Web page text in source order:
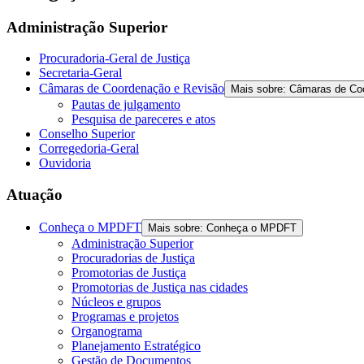
Administração Superior
Procuradoria-Geral de Justiça
Secretaria-Geral
Câmaras de Coordenação e Revisão
Mais sobre: Câmaras de
Pautas de julgamento
Pesquisa de pareceres e atos
Conselho Superior
Corregedoria-Geral
Ouvidoria
Atuação
Conheça o MPDFT Mais sobre: Conheça o MPDFT
Administração Superior
Procuradorias de Justiça
Promotorias de Justiça
Promotorias de Justiça nas cidades
Núcleos e grupos
Programas e projetos
Organograma
Planejamento Estratégico
Gestão de Documentos